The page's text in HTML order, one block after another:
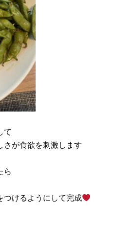
て
が食欲を刺激します
ら
つけるようにして完成